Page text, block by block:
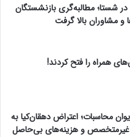
شستا؛ مطالبه‌گری بازنشستگان
و مشاوران بالا گرفت
همراه را فتح کردند!
محاسبات؛ اعتراض دهقان‌کیا به
غیرمتخصص و هزینه‌های بی‌حاصل